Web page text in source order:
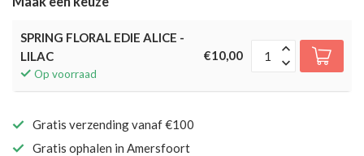
SPRING FLORAL EDIE ALICE -
LILAC
Op voorraad
€10,00
Gratis verzending vanaf €100
Gratis ophalen in Amersfoort